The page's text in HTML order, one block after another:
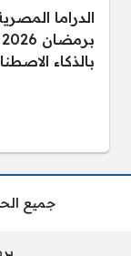
الدراما
بالذكاء
جميع